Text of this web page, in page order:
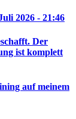
2026 - 21:46
Der
ist komplett
auf meinem